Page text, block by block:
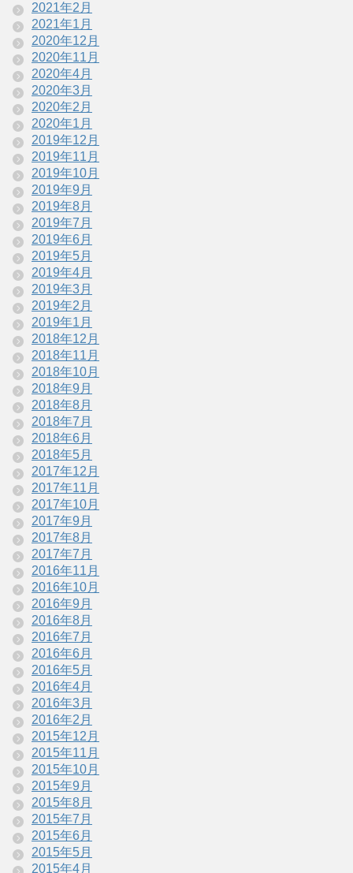
2021年2月
2021年1月
2020年12月
2020年11月
2020年4月
2020年3月
2020年2月
2020年1月
2019年12月
2019年11月
2019年10月
2019年9月
2019年8月
2019年7月
2019年6月
2019年5月
2019年4月
2019年3月
2019年2月
2019年1月
2018年12月
2018年11月
2018年10月
2018年9月
2018年8月
2018年7月
2018年6月
2018年5月
2017年12月
2017年11月
2017年10月
2017年9月
2017年8月
2017年7月
2016年11月
2016年10月
2016年9月
2016年8月
2016年7月
2016年6月
2016年5月
2016年4月
2016年3月
2016年2月
2015年12月
2015年11月
2015年10月
2015年9月
2015年8月
2015年7月
2015年6月
2015年5月
2015年4月